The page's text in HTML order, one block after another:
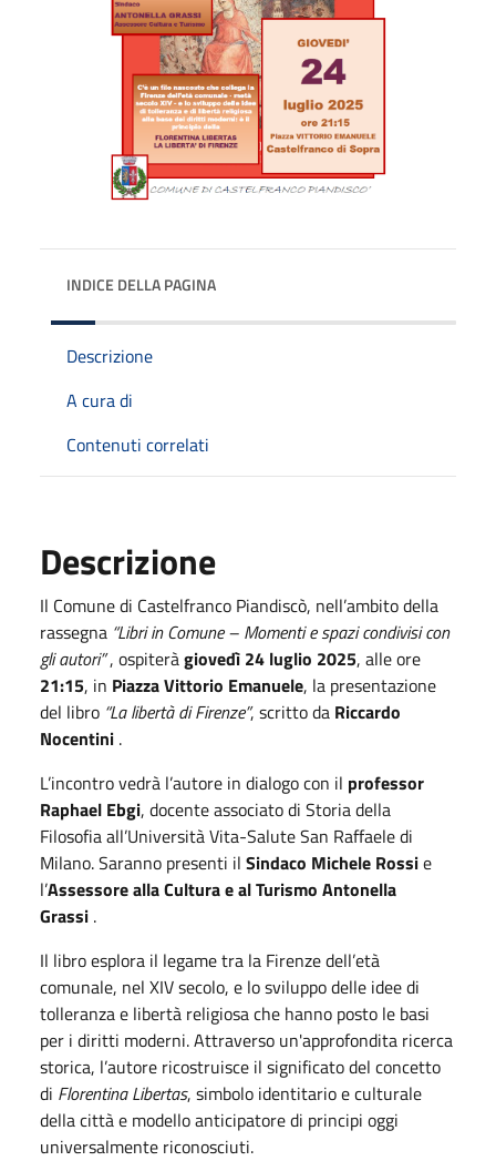
INDICE DELLA PAGINA
Descrizione
A cura di
Contenuti correlati
Descrizione
Il Comune di Castelfranco Piandiscò, nell’ambito della
rassegna “Libri in Comune – Momenti e spazi condivisi con
gli autori”, ospiteràgiovedì 24 luglio 2025, alle ore
21:15, in Piazza Vittorio Emanuele, la presentazione
del libro “La libertà di Firenze”, scritto da Riccardo
Nocentini .
L’incontro vedrà l’autore in dialogo con il professor
Raphael Ebgi, docente associato di Storia della
Filosofia all’Università Vita-Salute San Raffaele di
Milano. Saranno presenti il Sindaco Michele Rossie
l’Assessore alla Cultura e al Turismo Antonella
Grassi .
Il libro esplora il legame tra la Firenze dell’età
comunale, nel XIV secolo, e lo sviluppo delle idee di
tolleranza e libertà religiosa che hanno posto le basi
per i diritti moderni. Attraverso un'approfondita ricerca
storica, l’autore ricostruisce il significato del concetto
di Florentina Libertas, simbolo identitario e culturale
della città e modello anticipatore di principi oggi
universalmente riconosciuti.